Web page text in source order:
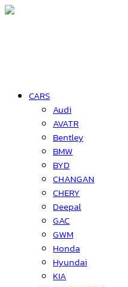
CARS
Audi
AVATR
Bentley
BMW
BYD
CHANGAN
CHERY
Deepal
GAC
GWM
Honda
Hyundai
KIA